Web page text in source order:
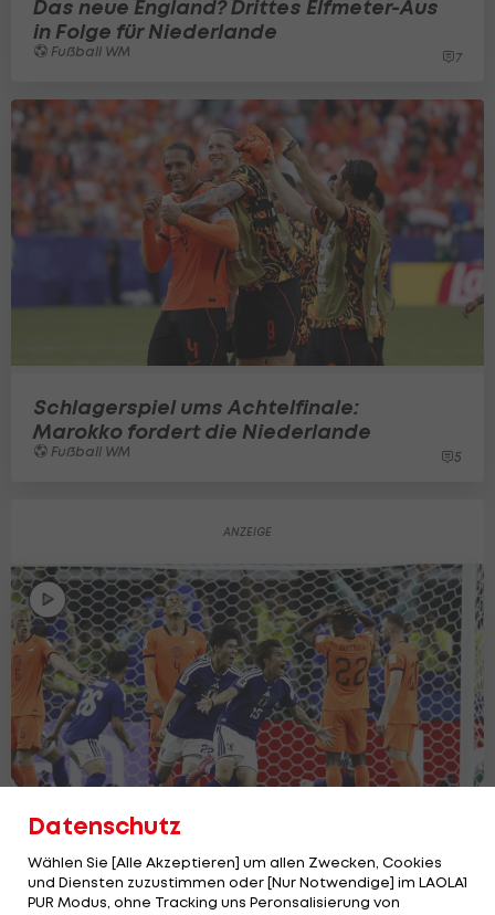
Das neue England? Drittes Elfmeter-Aus
in Folge für Niederlande
Fußball WM 7
Schlagerspiel ums Achtelfinale:
Marokko fordert die Niederlande
Fußball WM 5
Datenschutz
Wählen Sie [Alle Akzeptieren] um allen Zwecken, Cookies
und Diensten zuzustimmen oder [Nur Notwendige] im LAOLA1
PUR Modus, ohne Tracking uns Peronsalisierung von